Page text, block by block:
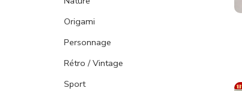
Origami
Personnage
Rétro / Vintage
Sport